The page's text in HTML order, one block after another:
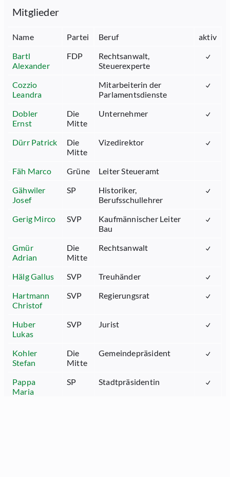
Mitglieder
Name Partei Beruf
aktiv
Bartl
Alexander
FDP
Rechtsanwalt,
Steuerexperte
Cozzio
Leandra
Mitarbeiterin der
Parlamentsdienste
Dobler
Ernst
Die
Mitte
Unternehmer
Dürr Patrick
Die
Mitte
Vizedirektor
Fäh Marco Grüne
Leiter Steueramt
Gähwiler
Josef
SP
Historiker,
Berufsschullehrer
Gerig Mirco
SVP
Kaufmännischer Leiter
Bau
Gmür
Adrian
Die
Mitte
Rechtsanwalt
Hälg Gallus SVP
Treuhänder
Hartmann
Christof
SVP Regierungsrat
Huber
Lukas
SVP Jurist
Kohler
Stefan
Die
Mitte
Gemeindepräsident
Pappa
Maria
SP Stadtpräsidentin